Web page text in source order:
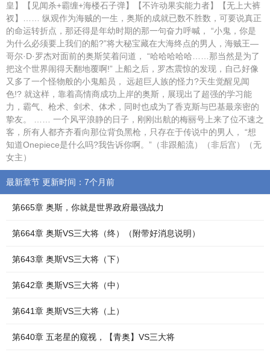
皇】【见闻杀+霸缠+海楼石子弹】【不许动果实能力者】【无上大裤
衩】…… 纵观作为海贼的一生，奥斯的成就已数不胜数，可要说真正
的命运转折点，那还得是年幼时期的那一句奋力呼喊， “小鬼，你是
为什么必须要上我们的船?”将大秘宝藏在大海终点的男人，海贼王—
哥尔·D·罗杰对面前的奥斯笑着问道， “哈哈哈哈哈……那当然是为了
把这个世界闹得天翻地覆啊!” 上船之后，罗杰震惊的发现，自己好像
又多了一个怪物般的小鬼船员， 远超巨人族的怪力?天生觉醒见闻
色!? 就这样，靠着高情商成功上岸的奥斯，展现出了超强的学习能
力，霸气、枪术、剑术、体术，同时也成为了香克斯与巴基最亲密的
挚友。 …… 一个风平浪静的日子，刚刚出航的梅丽号上来了位不速之
客，所有人都齐齐看向那位背负黑枪，只存在于传说中的男人， “想
知道Onepiece是什么吗?我告诉你啊。”（非跟船流）（非后宫）（无
女主）
最新章节 更新时间：7个月前
第665章 奥斯，你就是世界政府最强战力
第664章 奥斯VS三大将（终）（附带好消息说明）
第643章 奥斯VS三大将（下）
第642章 奥斯VS三大将（中）
第641章 奥斯VS三大将（上）
第640章 五老星的窥视，【青奥】VS三大将